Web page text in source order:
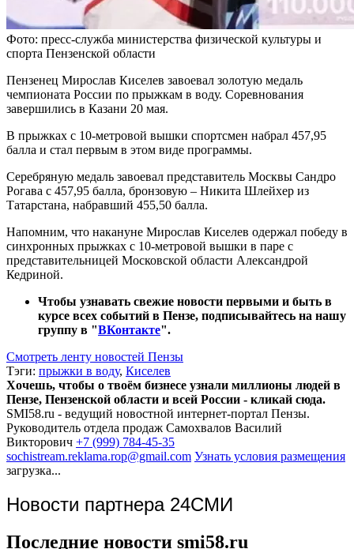
Фото: пресс-служба министерства физической культуры и
спорта Пензенской области
Пензенец Мирослав Киселев завоевал золотую медаль
чемпионата России по прыжкам в воду. Соревнования
завершились в Казани 20 мая.
В прыжках с 10-метровой вышки спортсмен набрал 457,95
балла и стал первым в этом виде программы.
Серебряную медаль завоевал представитель Москвы Сандро
Рогава с 457,95 балла, бронзовую – Никита Шлейхер из
Татарстана, набравший 455,50 балла.
Напомним, что накануне Мирослав Киселев одержал победу в
синхронных прыжках с 10-метровой вышки в паре с
представительницей Московской области Александрой
Кедриной.
Чтобы узнавать свежие новости первыми и быть в
курсе всех событий в Пензе, подписывайтесь на нашу
группу в "ВКонтакте".
Смотреть ленту новостей Пензы
Тэги: прыжки в воду, Киселев
Хочешь, чтобы о твоём бизнесе узнали миллионы людей в
Пензе, Пензенской области и всей России - кликай сюда.
SMI58.ru - ведущий новостной интернет-портал Пензы.
Руководитель отдела продаж Самохвалов Василий
Викторович +7 (999) 784-45-35
sochistream.reklama.rop@gmail.com Узнать условия размещения
загрузка...
Новости партнера 24СМИ
Последние новости smi58.ru